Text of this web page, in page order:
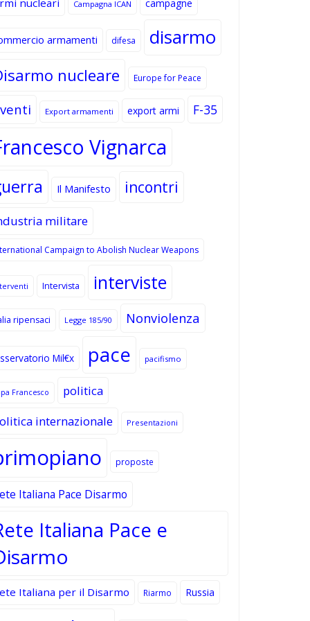
Campagna ICAN campagne
armamenti difesa disarmo
nucleare Europe for Peace
Export armamenti export armi F-35
Vignarca
Il Manifesto incontri
militare
Campaign to Abolish Nuclear Weapons
Intervista interviste
ripensaci Legge 185/90 Nonviolenza
Mil€x pace pacifismo
Francesco
politica
internazionale
Presentazioni
proposte
Italiana Pace Disarmo
Italiana Pace e
Italiana per il Disarmo Riarmo Russia